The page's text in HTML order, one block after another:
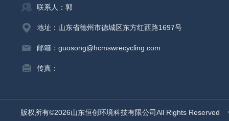
联系人：郭
地址：山东省德州市德城区东方红西路1697号
邮箱：guosong@hcmswrecycling.com
传真：
版权所有©2026山东恒创环境科技有限公司All Rights Reserved